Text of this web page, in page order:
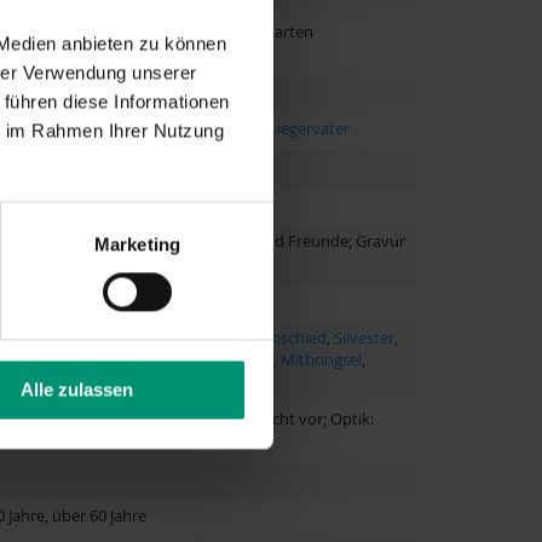
anbieten zu können
Verwendung unserer
diese Informationen
Rahmen Ihrer Nutzung
Marketing
Alle zulassen
einräumen, um Kontakt mit harten
auf der Gravur verwenden.
,Ehemann,Mama, Papa,Vater
Schwiegervater
2026; geeignet für Trainer, Papa und Freunde; Gravur
,Vatertag,Hochzeit,Junggesellenabschied, Silvester,
,Ruhestand,Einzug,Richtfest , Mitbringsel,
Materialangaben liegen nicht vor; Optik:
Jahre, über 60 Jahre